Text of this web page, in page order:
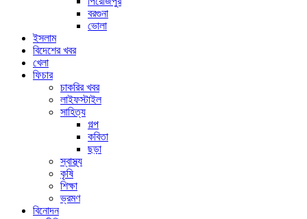
বরগুনা
ভোলা
ইসলাম
বিদেশের খবর
খেলা
ফিচার
চাকরির খবর
লাইফস্টাইল
সাহিত্য
গল্প
কবিতা
ছড়া
স্বাস্থ্য
কৃষি
শিক্ষা
ভ্রমণ
বিনোদন